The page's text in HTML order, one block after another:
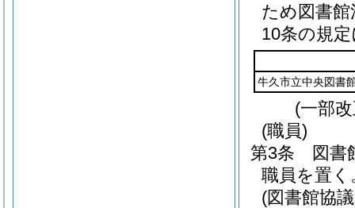
ため図書館
10条の規
牛久市立中央図書
(一部
(職員)
第3条
図書
職員を置く
(図書館協